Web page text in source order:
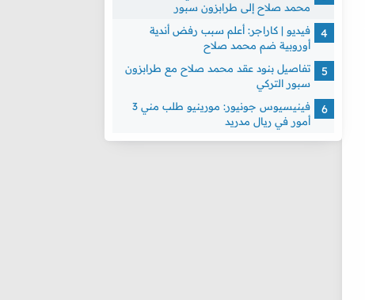
محمد صلاح إلى طرابزون سبور
فيديو | كاراجر: أعلم سبب رفض أندية
أوروبية ضم محمد صلاح
تفاصيل بنود عقد محمد صلاح مع طرابزون
سبور التركي
فينيسيوس جونيور: مورينيو طلب مني 3
أمور في ريال مدريد